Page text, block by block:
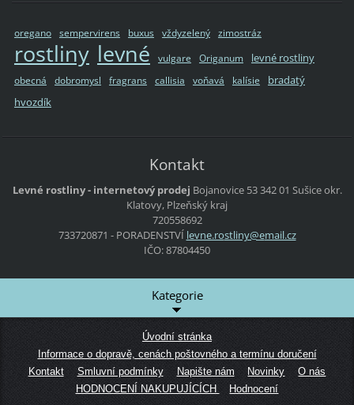
oregano sempervirens buxus vždyzelený zimostráz
rostliny levné vulgare Origanum levné rostliny
obecná dobromysl fragrans callisia voňavá kalísie
bradatý
hvozdík
Kontakt
Levné rostliny - internetový prodej Bojanovice 53342 01 Sušiceokr.
Klatovy, Plzeňský kraj
720558692
733720871 - PORADENSTVÍ levne.rostliny@email.cz
IČO: 87804450
Kategorie
Úvodní stránka
Informace o dopravě, cenách poštovného a termínu doručení
Kontakt
Smluvní podmínky Napište nám Novinky
O nás
HODNOCENÍ NAKUPUJÍCÍCH
Hodnocení